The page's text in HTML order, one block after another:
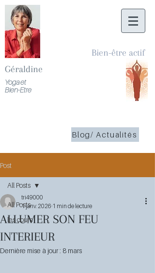
Bien-être actif
Yoga et
Bien-Etre
Géraldine
Blog/ Actualités
Post
All Posts
les cours
All Posts
ALLUMER SON FEU
INTERIEUR
tri49000
1 janv. 2026 1 min de lecture
Dernière mise à jour : 8 mars